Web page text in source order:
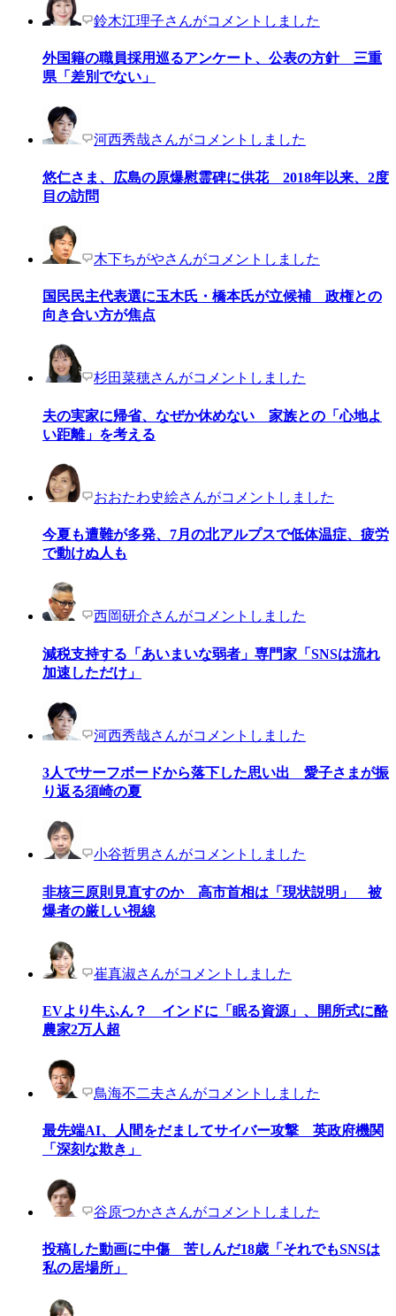
鈴木江理子さんがコメントしました
外国籍の職員採用巡るアンケート、公表の方針 三重
県「差別でない」
河西秀哉さんがコメントしました
悠仁さま、広島の原爆慰霊碑に供花 2018年以来、2度
目の訪問
木下ちがやさんがコメントしました
国民民主代表選に玉木氏・橋本氏が立候補 政権との
向き合い方が焦点
杉田菜穂さんがコメントしました
夫の実家に帰省、なぜか休めない 家族との「心地よ
い距離」を考える
おおたわ史絵さんがコメントしました
今夏も遭難が多発、7月の北アルプスで低体温症、疲労
で動けぬ人も
西岡研介さんがコメントしました
減税支持する「あいまいな弱者」専門家「SNSは流れ
加速しただけ」
河西秀哉さんがコメントしました
3人でサーフボードから落下した思い出 愛子さまが振
り返る須崎の夏
小谷哲男さんがコメントしました
非核三原則見直すのか 高市首相は「現状説明」 被
爆者の厳しい視線
崔真淑さんがコメントしました
EVより牛ふん？ インドに「眠る資源」、開所式に酪
農家2万人超
鳥海不二夫さんがコメントしました
最先端AI、人間をだましてサイバー攻撃 英政府機関
「深刻な欺き」
谷原つかささんがコメントしました
投稿した動画に中傷 苦しんだ18歳「それでもSNSは
私の居場所」